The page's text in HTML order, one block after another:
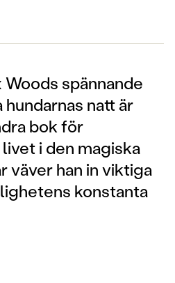
spännande
natt är
bok för
i den magiska
väver han in viktiga
konstanta